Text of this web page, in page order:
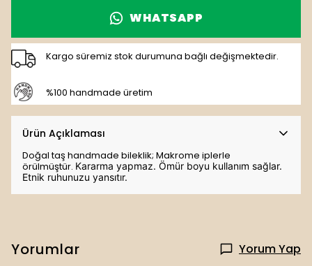
WHATSAPP
Kargo süremiz stok durumuna bağlı değişmektedir.
%100 handmade üretim
Ürün Açıklaması
Doğal taş handmade bileklik; Makrome iplerle
örülmüştür. Kararma yapmaz. Ömür boyu kullanım sağlar.
Etnik ruhunuzu yansıtır.
Yorumlar Yorum Yap